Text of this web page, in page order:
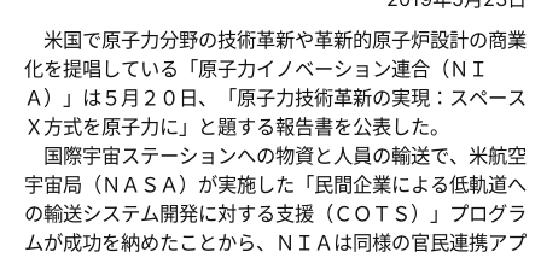
米国で原子力分野の技術革新や革新的原子炉設計の商業
化を提唱している「原子力イノベーション連合（ＮＩ
Ａ）」は５月２０日、「原子力技術革新の実現：スペース
Ｘ方式を原子力に」と題する報告書を公表した。
国際宇宙ステーションへの物資と人員の輸送で、米航空
宇宙局（ＮＡＳＡ）が実施した「民間企業による低軌道へ
の輸送システム開発に対する支援（ＣＯＴＳ）」プログラ
ムが成功を納めたことから、ＮＩＡは同様の官民連携アプ